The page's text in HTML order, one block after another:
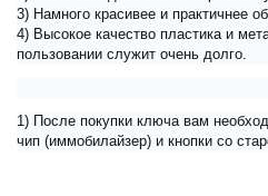
3) Намного красивее и практичнее
4) Высокое качество пластика и
пользовании служит очень долго.
1) После покупки ключа вам
чип (иммобилайзер) и кнопки со